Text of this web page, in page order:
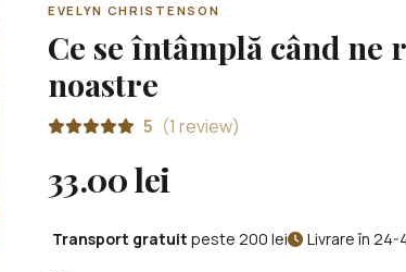
EVELYN CHRISTENSON
Ce se întâmplă când
noastre
5 (1 review)
33.00 lei
Transport gratuit peste 200 lei Livrare în 24-